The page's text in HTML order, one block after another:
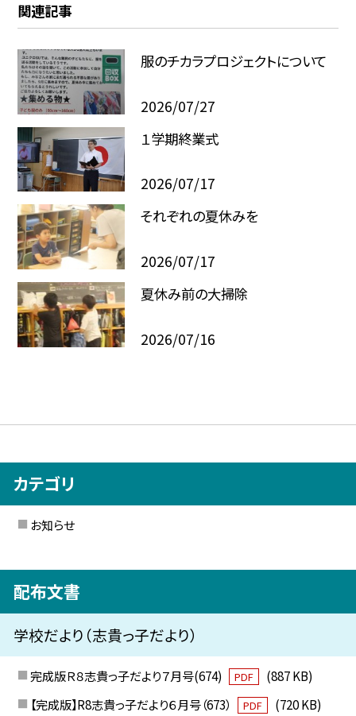
関連記事
服のチカラプロジェクトについて
2026/07/27
１学期終業式
2026/07/17
それぞれの夏休みを
2026/07/17
夏休み前の大掃除
2026/07/16
カテゴリ
お知らせ
配布文書
学校だより（志貴っ子だより）
完成版Ｒ８志貴っ子だより７月号(674) PDF
(887 KB)
【完成版】R8志貴っ子だより６月号（673）
PDF (720 KB)